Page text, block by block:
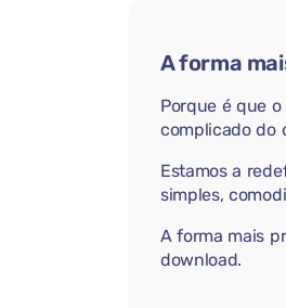
A forma
Porque é que
complicado do
Estamos a
simples,
A forma mais
download.